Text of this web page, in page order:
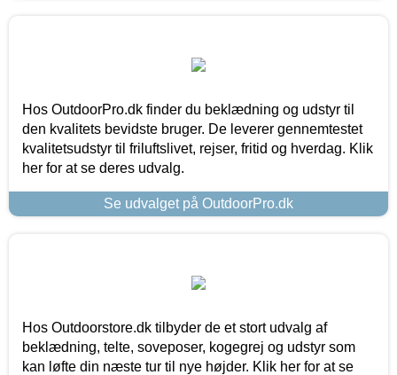
Hos OutdoorPro.dk finder du beklædning og udstyr til
den kvalitets bevidste bruger. De leverer gennemtestet
kvalitetsudstyr til friluftslivet, rejser, fritid og hverdag. Klik
her for at se deres udvalg.
Se udvalget på OutdoorPro.dk
Hos Outdoorstore.dk tilbyder de et stort udvalg af
beklædning, telte, soveposer, kogegrej og udstyr som
kan løfte din næste tur til nye højder. Klik her for at se